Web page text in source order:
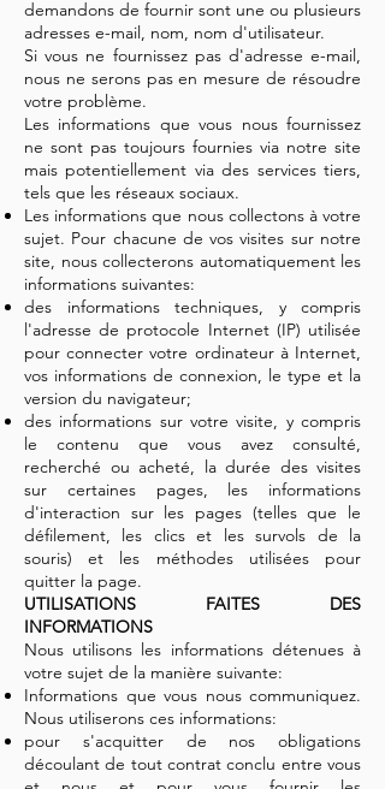
demandons de fournir sont une ou plusieurs
adresses e-mail, nom, nom d'utilisateur.
Si vous ne fournissez pas d'adresse e-mail,
nous ne serons pas en mesure de résoudre
votre problème.
Les informations que vous nous fournissez
ne sont pas toujours fournies via notre site
mais potentiellement via des services tiers,
tels que les réseaux sociaux.
Les informations que nous collectons à votre
sujet. Pour chacune de vos visites sur notre
site, nous collecterons automatiquement les
informations suivantes:
des informations techniques, y compris
l'adresse de protocole Internet (IP) utilisée
pour connecter votre ordinateur à Internet,
vos informations de connexion, le type et la
version du navigateur;
des informations sur votre visite, y compris
le contenu que vous avez consulté,
recherché ou acheté, la durée des visites
sur certaines pages, les informations
d'interaction sur les pages (telles que le
défilement, les clics et les survols de la
souris) et les méthodes utilisées pour
quitter la page.
UTILISATIONS FAITES DES
INFORMATIONS
Nous utilisons les informations détenues à
votre sujet de la manière suivante:
Informations que vous nous communiquez.
Nous utiliserons ces informations:
pour s'acquitter de nos obligations
découlant de tout contrat conclu entre vous